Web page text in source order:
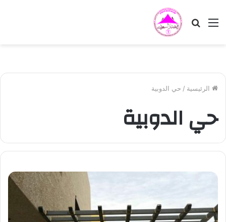
القائمة بحث
الرئيسية / حي الدوبية
حي الدوبية